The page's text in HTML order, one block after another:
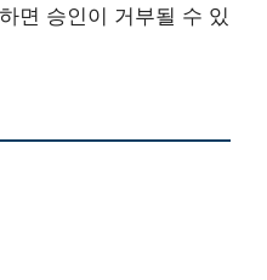
면 승인이 거부될 수 있